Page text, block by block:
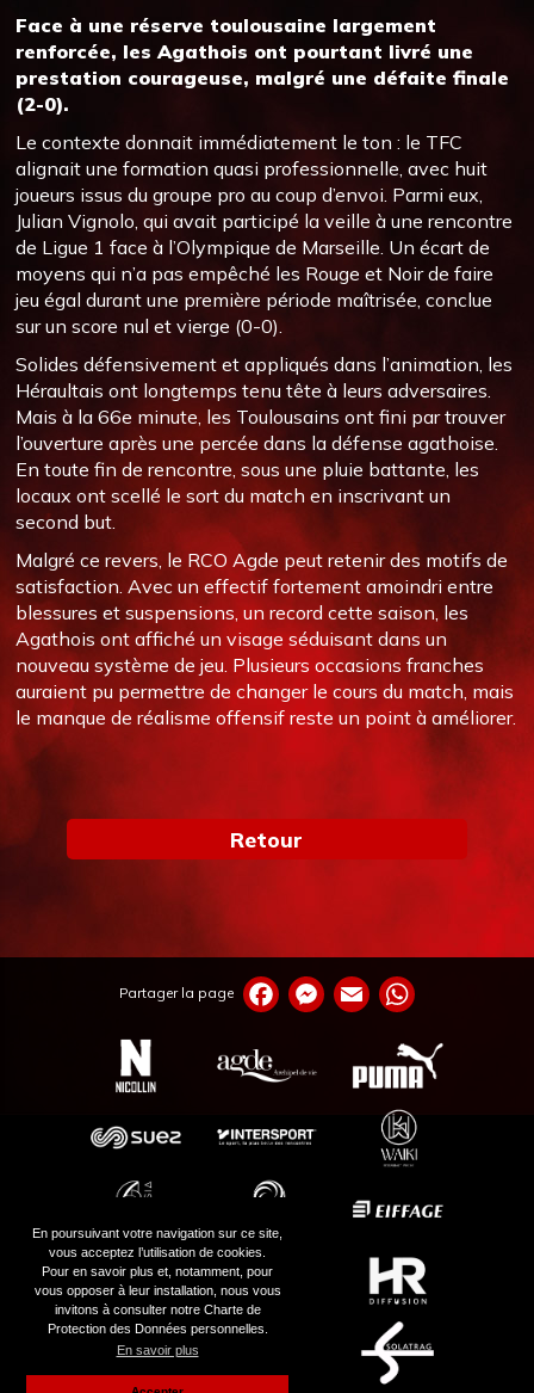
En poursuivant votre navigation sur ce site,
vous acceptez l’utilisation de cookies.
Pour en savoir plus et, notamment, pour
vous opposer à leur installation, nous vous
invitons à consulter notre Charte de
Protection des Données personnelles.
En savoir plus
Face à une réserve toulousaine largement
renforcée, les Agathois ont pourtant livré une
prestation courageuse, malgré une défaite finale
(2-0).
Le contexte donnait immédiatement le ton : le TFC
alignait une formation quasi professionnelle, avec huit
joueurs issus du groupe pro au coup d’envoi. Parmi eux,
Julian Vignolo, qui avait participé la veille à une rencontre
de Ligue 1 face à l’Olympique de Marseille. Un écart de
moyens qui n’a pas empêché les Rouge et Noir de faire
jeu égal durant une première période maîtrisée, conclue
sur un score nul et vierge (0-0).
Solides défensivement et appliqués dans l’animation, les
Héraultais ont longtemps tenu tête à leurs adversaires.
Mais à la 66e minute, les Toulousains ont fini par trouver
l’ouverture après une percée dans la défense agathoise.
En toute fin de rencontre, sous une pluie battante, les
locaux ont scellé le sort du match en inscrivant un
second but.
Malgré ce revers, le RCO Agde peut retenir des motifs de
satisfaction. Avec un effectif fortement amoindri entre
blessures et suspensions, un record cette saison, les
Agathois ont affiché un visage séduisant dans un
nouveau système de jeu. Plusieurs occasions franches
auraient pu permettre de changer le cours du match, mais
le manque de réalisme offensif reste un point à améliorer.
Retour
Partager la page